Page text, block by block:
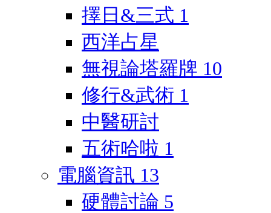
擇日&三式 1
西洋占星
無視論塔羅牌 10
修行&武術 1
中醫研討
五術哈啦 1
電腦資訊 13
硬體討論 5